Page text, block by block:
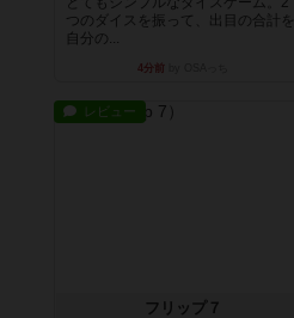
つのダイスを振って、出目の合計を
自分の...
4分前
レビュー
フリップ７